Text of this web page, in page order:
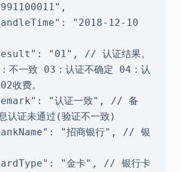
不一致 03：认证不确定 04：认
收费。
认证未通过(验证不一致)